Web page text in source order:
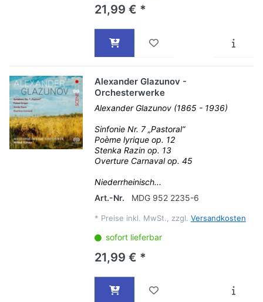
21,99 € *
Alexander Glazunov -
Orchesterwerke
Alexander Glazunov (1865 - 1936)
Sinfonie Nr. 7 „Pastoral“
Poème lyrique op. 12
Stenka Razin op. 13
Overture Carnaval op. 45
Niederrheinisch...
Art.-Nr.
MDG 952 2235-6
* Preise inkl. MwSt., zzgl. Versandkosten
sofort lieferbar
21,99 € *